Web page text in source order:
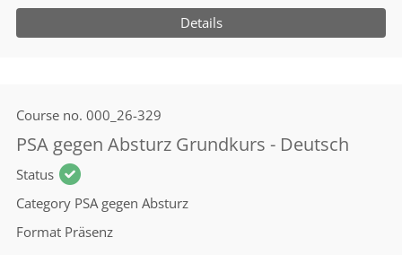
Details
Course no. 000_26-329
PSA gegen Absturz Grundkurs - Deutsch
Status
Category PSA gegen Absturz
Format Präsenz